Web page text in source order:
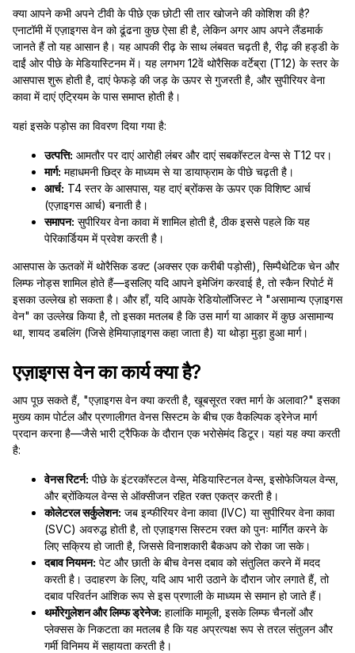
क्या आपने कभी अपने टीवी के पीछे एक छोटी सी तार खोजने की कोशिश की है?
एनाटॉमी में एज़ाइगस वेन को ढूंढना कुछ ऐसा ही है, लेकिन अगर आप अपने लैंडमार्क
जानते हैं तो यह आसान है। यह आपकी रीढ़ के साथ लंबवत चढ़ती है, रीढ़ की हड्डी के
दाईं ओर पीछे के मेडियास्टिनम में। यह लगभग 12वें थोरैसिक वर्टेब्रा (T12) के स्तर के
आसपास शुरू होती है, दाएं फेफड़े की जड़ के ऊपर से गुजरती है, और सुपीरियर वेना
कावा में दाएं एट्रियम के पास समाप्त होती है।
यहां इसके पड़ोस का विवरण दिया गया है:
उत्पत्ति: आमतौर पर दाएं आरोही लंबर और दाएं सबकॉस्टल वेन्स से T12 पर।
मार्ग: महाधमनी छिद्र के माध्यम से या डायाफ्राम के पीछे चढ़ती है।
आर्च: T4 स्तर के आसपास, यह दाएं ब्रोंकस के ऊपर एक विशिष्ट आर्च
(एज़ाइगस आर्च) बनाती है।
समापन: सुपीरियर वेना कावा में शामिल होती है, ठीक इससे पहले कि यह
पेरिकार्डियम में प्रवेश करती है।
आसपास के ऊतकों में थोरैसिक डक्ट (अक्सर एक करीबी पड़ोसी), सिम्पैथेटिक चेन और
लिम्फ नोड्स शामिल होते हैं—इसलिए यदि आपने इमेजिंग करवाई है, तो स्कैन रिपोर्ट में
इसका उल्लेख हो सकता है। और हाँ, यदि आपके रेडियोलॉजिस्ट ने "असामान्य एज़ाइगस
वेन" का उल्लेख किया है, तो इसका मतलब है कि उस मार्ग या आकार में कुछ असामान्य
था, शायद डबलिंग (जिसे हेमियाज़ाइगस कहा जाता है) या थोड़ा मुड़ा हुआ मार्ग।
एज़ाइगस वेन का कार्य क्या है?
आप पूछ सकते हैं, "एज़ाइगस वेन क्या करती है, खूबसूरत रक्त मार्ग के अलावा?" इसका
मुख्य काम पोर्टल और प्रणालीगत वेनस सिस्टम के बीच एक वैकल्पिक ड्रेनेज मार्ग
प्रदान करना है—जैसे भारी ट्रैफिक के दौरान एक भरोसेमंद डिटूर। यहां यह क्या करती
है:
वेनस रिटर्न: पीछे के इंटरकॉस्टल वेन्स, मेडियास्टिनल वेन्स, इसोफेजियल वेन्स,
और ब्रोंकियल वेन्स से ऑक्सीजन रहित रक्त एकत्र करती है।
कोलेटरल सर्कुलेशन: जब इन्फीरियर वेना कावा (IVC) या सुपीरियर वेना कावा
(SVC) अवरुद्ध होती है, तो एज़ाइगस सिस्टम रक्त को पुनः मार्गित करने के
लिए सक्रिय हो जाती है, जिससे विनाशकारी बैकअप को रोका जा सके।
दबाव नियमन: पेट और छाती के बीच वेनस दबाव को संतुलित करने में मदद
करती है। उदाहरण के लिए, यदि आप भारी उठाने के दौरान जोर लगाते हैं, तो
दबाव परिवर्तन आंशिक रूप से इस प्रणाली के माध्यम से समान हो जाते हैं।
थर्मोरेगुलेशन और लिम्फ ड्रेनेज: हालांकि मामूली, इसके लिम्फ चैनलों और
प्लेक्सस के निकटता का मतलब है कि यह अप्रत्यक्ष रूप से तरल संतुलन और
गर्मी विनिमय में सहायता करती है।